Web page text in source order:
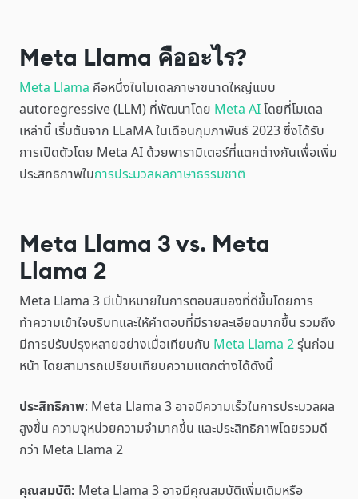
Meta Llama คืออะไร?
Meta Llama คือหนึ่งในโมเดลภาษาขนาดใหญ่แบบ
autoregressive (LLM) ที่พัฒนาโดย Meta AIโดยที่โมเดล
เหล่านี้ เริ่มต้นจาก LLaMA ในเดือนกุมภาพันธ์ 2023 ซึ่งได้รับ
การเปิดตัวโดย Meta AI ด้วยพารามิเตอร์ที่แตกต่างกันเพื่อเพิ่ม
ประสิทธิภาพในการประมวลผลภาษาธรรมชาติ
Meta Llama 3 vs. Meta
Llama 2
Meta Llama 3 มีเป้าหมายในการตอบสนองที่ดีขึ้นโดยการ
ทำความเข้าใจบริบทและให้คำตอบที่มีรายละเอียดมากขึ้น รวมถึง
มีการปรับปรุงหลายอย่างเมื่อเทียบกับ Meta Llama 2รุ่นก่อน
หน้า โดยสามารถเปรียบเทียบความแตกต่างได้ดังนี้
ประสิทธิภาพ: Meta Llama 3 อาจมีความเร็วในการประมวลผล
สูงขึ้น ความจุหน่วยความจำมากขึ้น และประสิทธิภาพโดยรวมดี
กว่า Meta Llama 2
คุณสมบัติ: Meta Llama 3 อาจมีคุณสมบัติเพิ่มเติมหรือ